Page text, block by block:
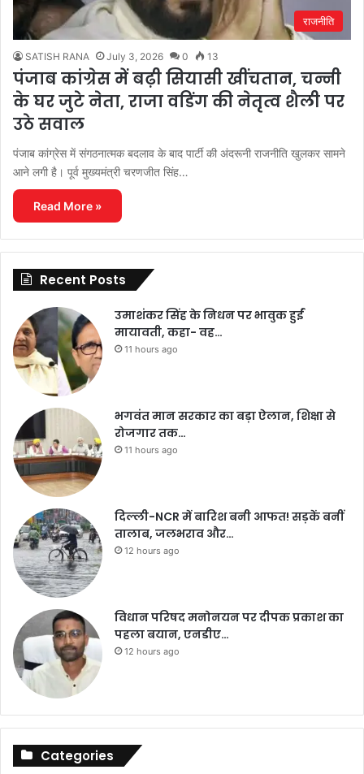
राजनीति
SATISH RANA July 3, 2026 0 13
पंजाब कांग्रेस में बढ़ी सियासी खींचतान, चन्नी
के घर जुटे नेता, राजा वडिंग की नेतृत्व शैली पर
उठे सवाल
पंजाब कांग्रेस में संगठनात्मक बदलाव के बाद पार्टी की अंदरूनी राजनीति खुलकर सामने
आने लगी है। पूर्व मुख्यमंत्री चरणजीत सिंह…
Read More »
Recent Posts
उमाशंकर सिंह के निधन पर भावुक हुईं
मायावती, कहा- वह…
11 hours ago
भगवंत मान सरकार का बड़ा ऐलान, शिक्षा से
रोजगार तक…
11 hours ago
दिल्ली-NCR में बारिश बनी आफत! सड़कें बनीं
तालाब, जलभराव और…
12 hours ago
विधान परिषद मनोनयन पर दीपक प्रकाश का
पहला बयान, एनडीए…
12 hours ago
Categories